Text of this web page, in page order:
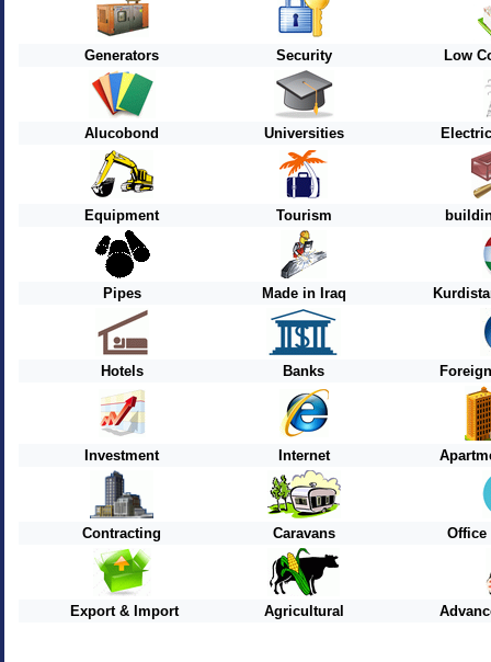
Generators Security Low
Alucobond Universities
Equipment Tourism
Pipes Made in Iraq
Hotels Banks Foreign
Investment Internet
Contracting Caravans Office
Export & Import Agricultural